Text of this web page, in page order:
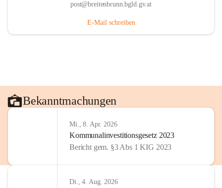
post@breitenbrunn.bgld.gv.at
E-Mail schreiben
Bekanntmachungen
Mi., 8. Apr. 2026
Kommunalinvestitionsgesetz 2023
Bericht gem. §3 Abs 1 KIG 2023
Di., 4. Aug. 2026